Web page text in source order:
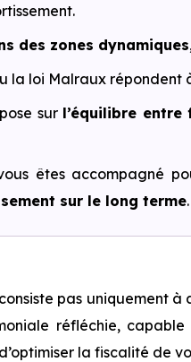
des zones dynamiques
la loi Malraux répondent
sur l’équilibre
êtes accompagné
sur le long terme.
pas uniquement
réfléchie,
la fiscalité de